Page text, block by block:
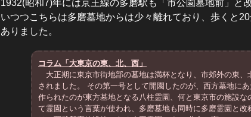
1932(昭和7)年には京王線の多磨駅も「市公園墓地前」と
いつつこちらは多磨墓地からは少々離れており、歩くと
ありました。
コラム「大東京の東、北、西」
大正期に東京市街地部の墓地は満杯となり、市郊外の東
されました。 その第一号として開園したのが、西方墓地に
作られたのが東方墓地となる八柱霊園、何と東京市の施設
て霊園という言葉が使われ、多磨墓地も同時に多磨霊園と